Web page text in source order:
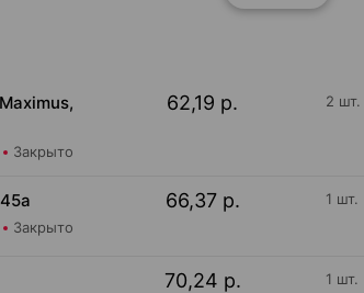
Закрыто
62,19 р. 2 шт.
Закрыто
66,37 р. 1 шт.
70,24 р. 1 шт.